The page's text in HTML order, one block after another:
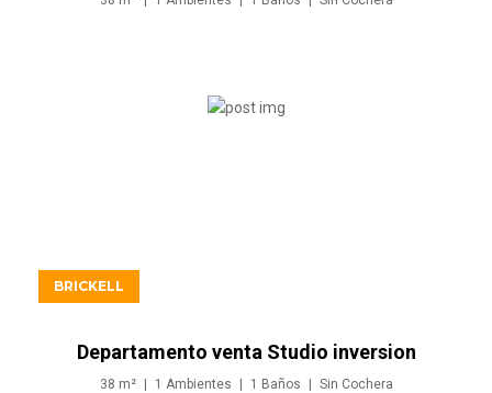
BRICKELL
Departamento venta Studio inversion
en Brickell Miami
38 m² 1 Ambientes 1 Baños Sin Cochera